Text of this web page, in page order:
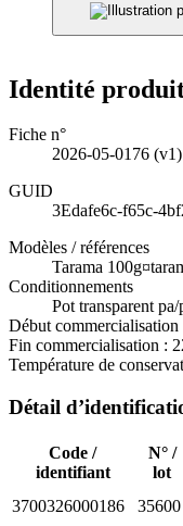
Identité
Fiche n°
2026-05-0176 (v1)
GUID
3Edafe6c-f65c-
Modèles / références
Tarama
Conditionnements
Pot transparent
Début commercialisation
Fin commercialisation :
Température de
Détail
Code /
identifiant
N° /
lot
3700326000186
35600